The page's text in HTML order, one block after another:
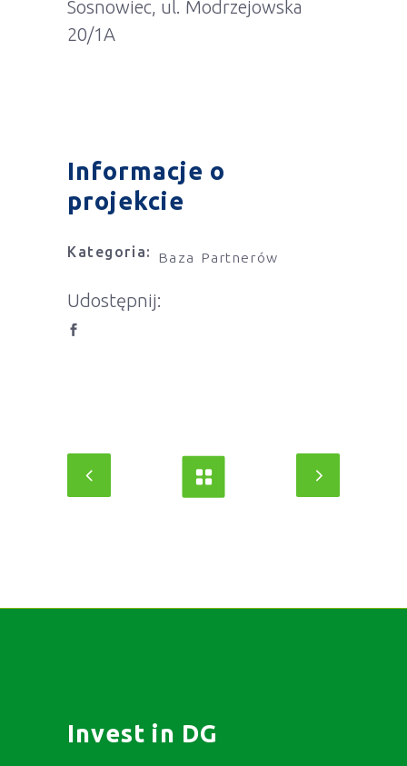
Sosnowiec, ul. Modrzejowska
20/1A
Informacje o
projekcie
Kategoria: Baza Partnerów
Udostępnij:
Invest in DG